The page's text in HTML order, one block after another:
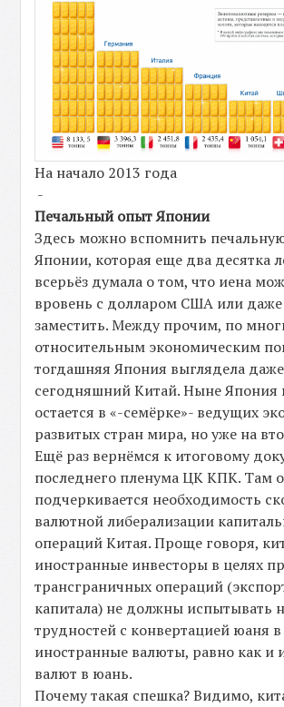
На начало 2013 года
-
Печальный опыт Японии
Здесь можно вспомнить
Японии, которая еще два десятка
всерьёз думала о том, что иена
вровень с долларом США или даже
заместить. Между прочим, по
относительным экономическим
тогдашняя Япония выглядела
сегодняшний Китай. Ныне Япония
остается в «-семёрке»- ведущих
развитых стран мира, но уже на
Ещё раз вернёмся к итоговому
последнего пленума ЦК КПК. Там
подчеркивается необходимость
валютной либерализации
операций Китая. Проще говоря,
иностранные инвесторы в целях
трансграничных операций
капитала) не должны испытывать
трудностей с конвертацией юаня в
иностранные валюты, равно как и
валют в юань.
Почему такая спешка? Видимо,